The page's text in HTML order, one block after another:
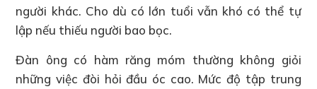
người khác. Cho dù có lớn tuổi vẫn khó có thể tự
lập nếu thiếu người bao bọc.
Đàn ông có hàm răng móm thường không giỏi
những việc đòi hỏi đầu óc cao. Mức độ tập trung